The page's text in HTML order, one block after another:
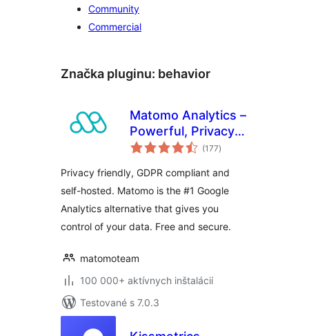
Community
Commercial
Značka pluginu: behavior
Matomo Analytics –
Powerful, Privacy-
First Insights for
(177celkové
hodnotenie
)
Privacy friendly, GDPR compliant and
self-hosted. Matomo is the #1 Google
Analytics alternative that gives you
control of your data. Free and secure.
matomoteam
100 000+ aktívnych inštalácií
Testované s 7.0.3